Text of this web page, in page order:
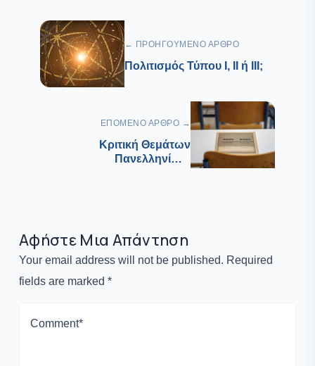
← ΠΡΟΗΓΟΎΜΕΝΟ ΆΡΘΡΟ
Πολιτισμός Τύπου I, II ή III;
ΕΠΌΜΕΝΟ ΆΡΘΡΟ →
Κριτική Θεμάτων
Πανελληνίων:
Αφήστε Μια Απάντηση
Your email address will not be published. Required
fields are marked *